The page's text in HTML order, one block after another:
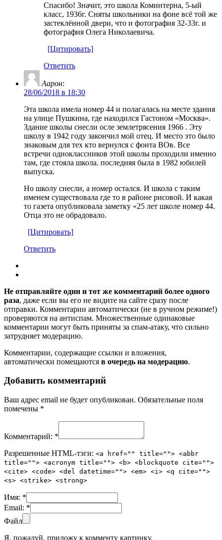
Спасибо! Значит, это школа Коминтерна, 5-ый
класс, 1936г. Сняты школьники на фоне всё той же
застеклённой двери, что и фотография 32-33г. и
фотография Олега Николаевича.
[Цитировать]
Ответить
Аарон:
28/06/2018 в 18:30
Эта школа имела номер 44 и полагалась на месте здания
на улице Пушкина, где находился Гастоном «Москва».
Здание школы снесли осле землетрясения 1966 . Эту
школу в 1942 году закончил мой отец. И место это было
знаковым для тех кто вернулся с фонта ВОв. Все
встречи одноклассников этой школы проходили именно
там, где стояла школа. последняя была в 1982 юбилей
выпуска.
Но школу снесли, а номер остался. И школа с таким
именем существовала где то в районе рисовой. И какая
то газета опубликовала заметку «25 лет школе номер 44.
Отца это не обрадовало.
[Цитировать]
Ответить
Не отправляйте один и тот же комментарий более одного
раза, даже если вы его не видите на сайте сразу после
отправки. Комментарии автоматически (не в ручном режиме!)
проверяются на антиспам. Множественные одинаковые
комментарии могут быть приняты за спам-атаку, что сильно
затрудняет модерацию.
Комментарии, содержащие ссылки и вложения,
автоматически помещаются в очередь на модерацию.
Добавить комментарий
Ваш адрес email не будет опубликован. Обязательные поля
помечены *
Комментарий: *
Разрешенные HTML-тэги: <a href="" title=""> <abbr
title=""> <acronym title=""> <b> <blockquote cite="">
<cite> <code> <del datetime=""> <em> <i> <q cite="">
<s> <strike> <strong>
Имя: *
Email: *
Файл
Я, пожалуй, приложу к комменту картинку.